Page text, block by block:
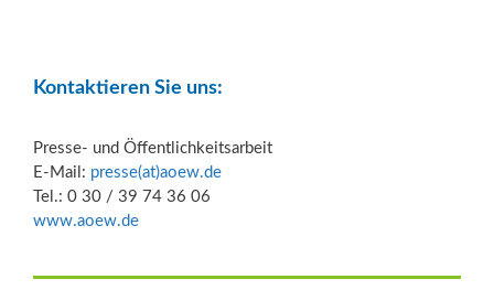
Kontaktieren Sie uns:
Presse- und Öffentlichkeitsarbeit
E-Mail: presse(at)aoew.de
Tel.: 0 30 / 39 74 36 06
www.aoew.de